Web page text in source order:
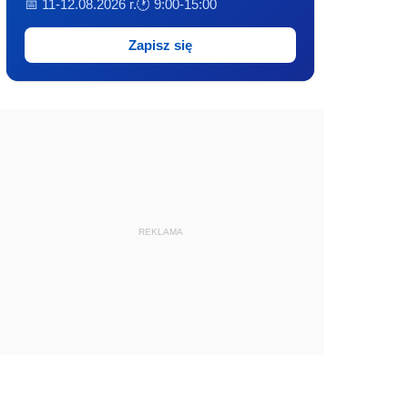
📅 11-12.08.2026 r.🕐 9:00-15:00
Zapisz się
REKLAMA